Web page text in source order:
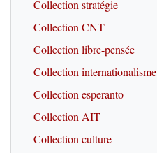
Collection stratégie
Collection CNT
Collection libre-pensée
Collection internationalisme
Collection esperanto
Collection AIT
Collection culture